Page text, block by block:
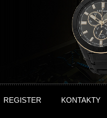
REGISTER KONTAKTY